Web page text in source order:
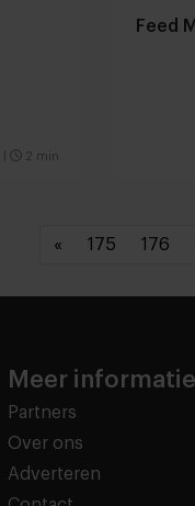
2 min
Feed
« 175 176
Meer informatie
Partners
Over ons
Adverteren